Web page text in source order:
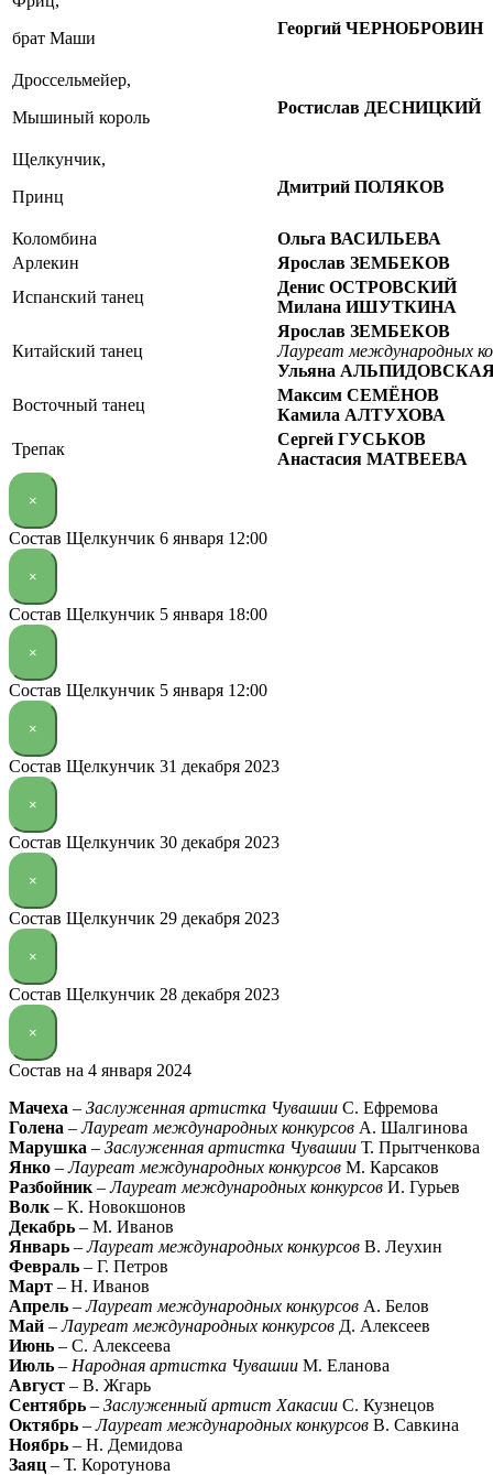
брат Маши
Георгий ЧЕРНОБРОВИН
Дроссельмейер,
Мышиный король
Ростислав ДЕСНИЦКИЙ
Щелкунчик,
Принц
Дмитрий ПОЛЯКОВ
Коломбина
Ольга ВАСИЛЬЕВА
Арлекин
Ярослав ЗЕМБЕКОВ
Испанский танец
Денис ОСТРОВСКИЙ
Милана ИШУТКИНА
Китайский танец
Ярослав ЗЕМБЕКОВ
Лауреат международных
Ульяна
Восточный танец
Максим СЕМЁНОВ
Камила АЛТУХОВА
Трепак
Сергей ГУСЬКОВ
Анастасия МАТВЕЕВА
×
Состав Щелкунчик 6 января 12:00
×
Состав Щелкунчик 5 января 18:00
×
Состав Щелкунчик 5 января 12:00
×
Состав Щелкунчик 31 декабря 2023
×
Состав Щелкунчик 30 декабря 2023
×
Состав Щелкунчик 29 декабря 2023
×
Состав Щелкунчик 28 декабря 2023
×
Состав на 4 января 2024
Мачеха – Заслуженная артистка Чувашии С. Ефремова
Голена –Лауреат международных конкурсов А. Шалгинова
Марушка – Заслуженная артистка Чувашии Т. Прытченкова
Янко –Лауреат международных конкурсов М. Карсаков
Разбойник –Лауреат международных конкурсов И. Гурьев
Волк – К. Новокшонов
Декабрь – М. Иванов
Январь –Лауреат международных конкурсов В. Леухин
Февраль – Г. Петров
Март – Н. Иванов
Апрель –Лауреат международных конкурсов А. Белов
Май –Лауреат международных конкурсов Д. Алексеев
Июнь – С. Алексеева
Июль – Народная артистка Чувашии М. Еланова
Август – В. Жгарь
Сентябрь – Заслуженный артист Хакасии С. Кузнецов
Октябрь –Лауреат международных конкурсов В. Савкина
Ноябрь – Н. Демидова
Заяц – Т. Коротунова